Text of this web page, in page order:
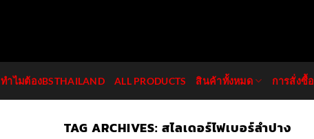
ทำไมต้องBSTHAILAND ALL PRODUCTS สินค้าทั้งหมด การสั่งซื้อ
TAG ARCHIVES:สไลเดอร์ไฟเบอร์ลำปาง